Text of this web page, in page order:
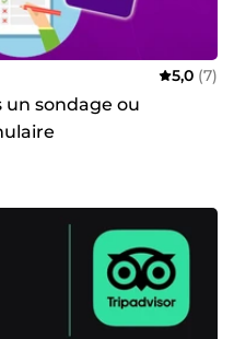
5,0 (7)
un sondage ou